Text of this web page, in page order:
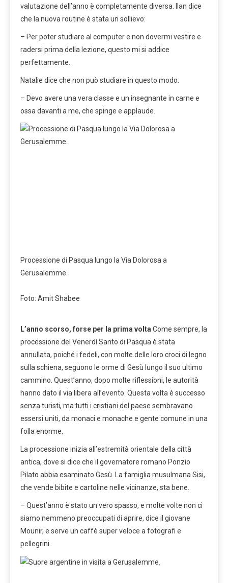
valutazione dell’anno è completamente diversa. Ilan dice
che la nuova routine è stata un sollievo:
– Per poter studiare al computer e non dovermi vestire e
radersi prima della lezione, questo mi si addice
perfettamente.
Natalie dice che non può studiare in questo modo:
– Devo avere una vera classe e un insegnante in carne e
ossa davanti a me, che spinge e applaude.
Processione di Pasqua lungo la Via Dolorosa a
Gerusalemme.
Foto: Amit Shabee
L’anno scorso, forse per la prima volta Come sempre, la
processione del Venerdì Santo di Pasqua è stata
annullata, poiché i fedeli, con molte delle loro croci di legno
sulla schiena, seguono le orme di Gesù lungo il suo ultimo
cammino. Quest’anno, dopo molte riflessioni, le autorità
hanno dato il via libera all’evento. Questa volta è successo
senza turisti, ma tutti i cristiani del paese sembravano
essersi uniti, da monaci e monache e gente comune in una
folla enorme.
La processione inizia all’estremità orientale della città
antica, dove si dice che il governatore romano Ponzio
Pilato abbia esaminato Gesù. La famiglia musulmana Sisi,
che vende bibite e cartoline nelle vicinanze, sta bene.
– Quest’anno è stato un vero spasso, e molte volte non ci
siamo nemmeno preoccupati di aprire, dice il giovane
Mounir, e serve un caffè super veloce a fotografi e
pellegrini.